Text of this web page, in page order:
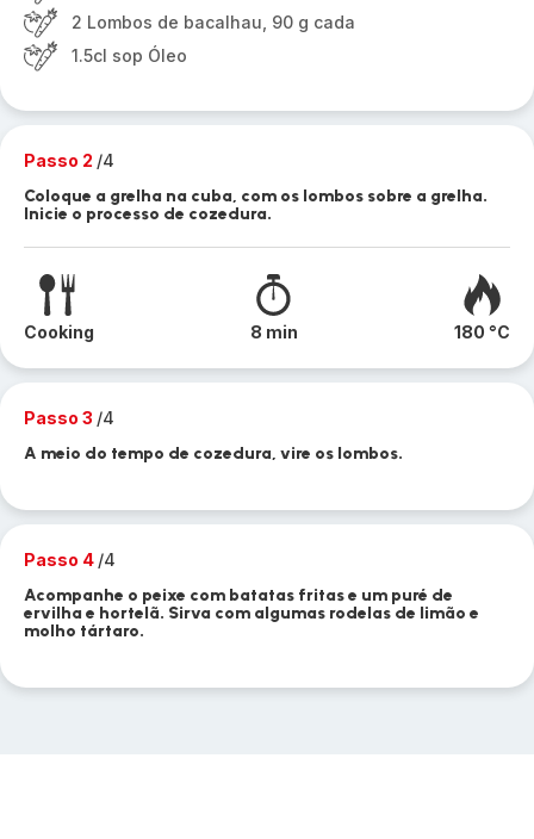
2 Lombos de bacalhau, 90 g cada
1.5cl sop Óleo
Passo 2 /4
Coloque a grelha na cuba, com os lombos sobre a grelha.
Inicie o processo de cozedura.
Cooking 8 min 180 °C
Passo 3 /4
A meio do tempo de cozedura, vire os lombos.
Passo 4 /4
Acompanhe o peixe com batatas fritas e um puré de
ervilha e hortelã. Sirva com algumas rodelas de limão e
molho tártaro.